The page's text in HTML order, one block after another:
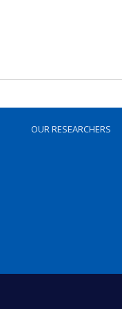
OUR RESEARCHERS